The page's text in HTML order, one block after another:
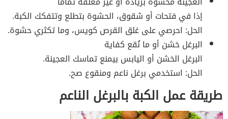
إذا في فتحات أو شقوق، الحشوة بتطلع وتتفكك الكبة.
الحل: احرصي على غلق القرص كويس، وما تكثري حشوة.
البرغل خشن أو ما نُقع كفاية
البرغل الخشن أو اليابس بيمنع تماسك العجينة.
الحل: استخدمي برغل ناعم ومنقوع صح.
طريقة عمل الكبة بالبرغل الناعم